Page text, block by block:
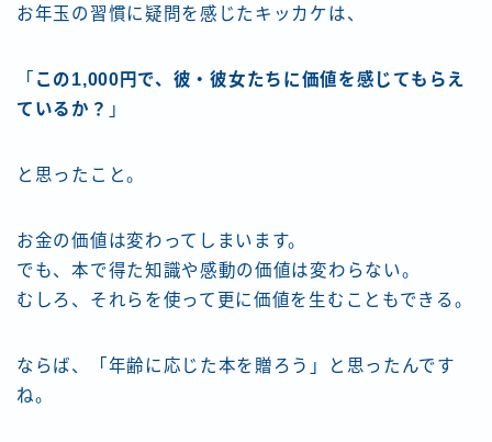
お年玉の習慣に疑問を感じたキッカケは、
「 この1,000円で、彼・彼女たちに価値を感じてもらえ
ているか？ 」
と思ったこと。
お金の価値は変わってしまいます。
でも、本で得た知識や感動の価値は変わらない。
むしろ、それらを使って更に価値を生むこともできる。
ならば、「年齢に応じた本を贈ろう」と思ったんです
ね。